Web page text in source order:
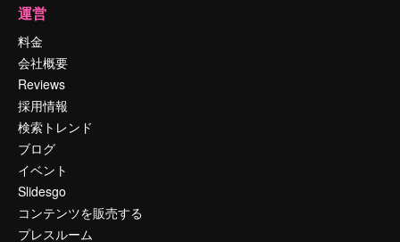
運営
料金
会社概要
Reviews
採用情報
検索トレンド
ブログ
イベント
Slidesgo
コンテンツを販売する
プレスルーム